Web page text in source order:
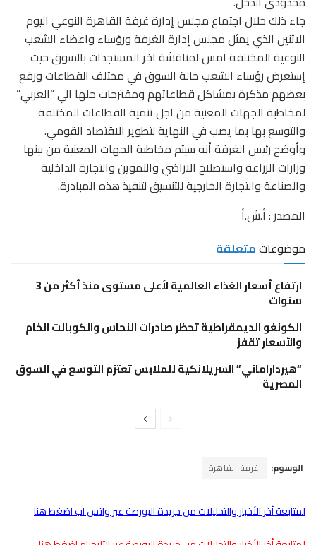
جاء ذلك خلال اجتماع مجلس إدارة غرفة القاهرة النوعي اليوم
الاثنين الذي يمثل مجلس إدارة الغرفة ورؤساء واعضاء الشعب
النوعية المختلفة امس لمناقشة اخر المستجدات بالسوق حيث
إستعرض رؤساء الشعب حالة السوق في مختلف القطاعات ورفع
بعضهم مذكرة بمشاكل قطاعاتهم ومقترحات حلها الي “العربي”
لمخاطبة الجهات المعنية من اجل تنمية القطاعات المختلفة
والتوسع بها بما يصب في النهاية لتطوير الاقتصاد القومي.
وأوضح رئيس الغرفة أنه سيتم مخاطبة الجهات المعنية من بينها
وزارات الزراعة واستصلاح الاراضي والتموين والتجارة الداخلية
والصناعة والتجارة الخارجية للتنسيق لتنفيذ هذه المبادرة.
المصدر : أ.ش.أ
موضوعاتمتعلقة
ارتفاع أسعار الغذاء العالمية لأعلى مستوى منذ أكثر من 3
سنوات
الكونغو الديمقراطية تحظر صادرات النحاس والكوبالت الخام
والأسعار تقفز
“هيرداراماني” السريلانكية للملابس تعتزم التوسع في السوق
المصرية
الوسوم: غرفة القاهرة
لمتابعة أخر الأخبار والتحليلات من جريدة البورصة عبر واتس اب اضغط هنا